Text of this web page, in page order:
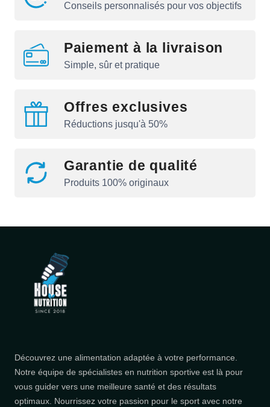
Conseils personnalisés pour vos objectifs
Paiement à la livraison
Simple, sûr et pratique
Offres exclusives
Réductions jusqu'à 50%
Garantie de qualité
Produits 100% originaux
Découvrez une alimentation adaptée à votre performance.
Notre équipe de spécialistes en nutrition sportive est là pour
vous guider vers une meilleure santé et des résultats
optimaux. Nourrissez votre passion pour le sport avec notre